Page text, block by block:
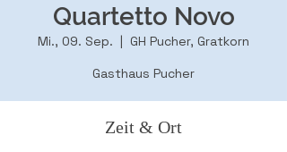
Quartetto Novo
Mi., 09. Sep.
  |
GH Pucher, Gratkorn
Gasthaus Pucher
Zeit & Ort